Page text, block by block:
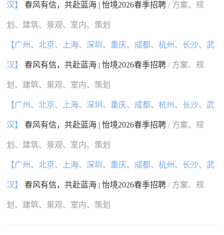
汉】 春风有信，共赴蓝海 | 怡境2026春季招聘/ 方案、规
划、建筑、景观、室内、策划
【广州、北京、上海、深圳、重庆、成都、杭州、长沙、武
汉】 春风有信，共赴蓝海 | 怡境2026春季招聘/ 方案、规
划、建筑、景观、室内、策划
【广州、北京、上海、深圳、重庆、成都、杭州、长沙、武
汉】 春风有信，共赴蓝海 | 怡境2026春季招聘/ 方案、规
划、建筑、景观、室内、策划
【广州、北京、上海、深圳、重庆、成都、杭州、长沙、武
汉】 春风有信，共赴蓝海 | 怡境2026春季招聘/ 方案、规
划、建筑、景观、室内、策划